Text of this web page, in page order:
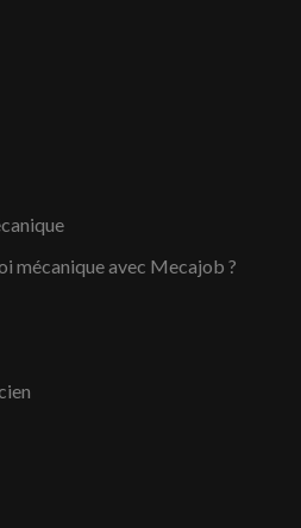
mécanique avec Mecajob ?